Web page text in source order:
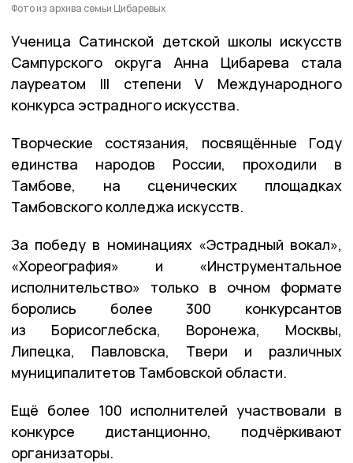
Фото из архива семьи Цибаревых
Ученица Сатинской детской школы искусств
Сампурского округа Анна Цибарева стала
лауреатом III степени V Международного
конкурса эстрадного искусства.
Творческие состязания, посвящённые Году
единства народов России, проходили в
Тамбове, на сценических площадках
Тамбовского колледжа искусств.
За победу в номинациях «Эстрадный вокал»,
«Хореография» и «Инструментальное
исполнительство» только в очном формате
боролись более 300 конкурсантов
из Борисоглебска, Воронежа, Москвы,
Липецка, Павловска, Твери и различных
муниципалитетов Тамбовской области.
Ещё более 100 исполнителей участвовали в
конкурсе дистанционно, подчёркивают
организаторы.